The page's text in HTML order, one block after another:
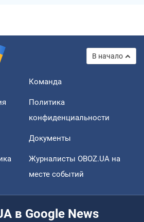
В начало
Команда
Политика
конфиденциальности
Документы
Журналисты OBOZ.UA на
месте событий
в Google News